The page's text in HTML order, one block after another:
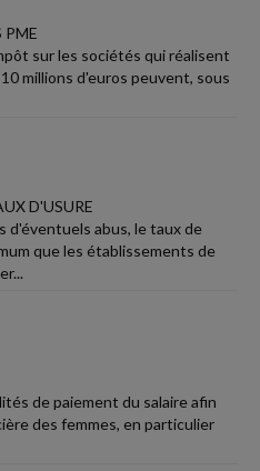
PME
sur les sociétés qui réalisent
millions d'euros peuvent, sous
D'USURE
d'éventuels abus, le taux de
que les établissements de
de paiement du salaire afin
des femmes, en particulier